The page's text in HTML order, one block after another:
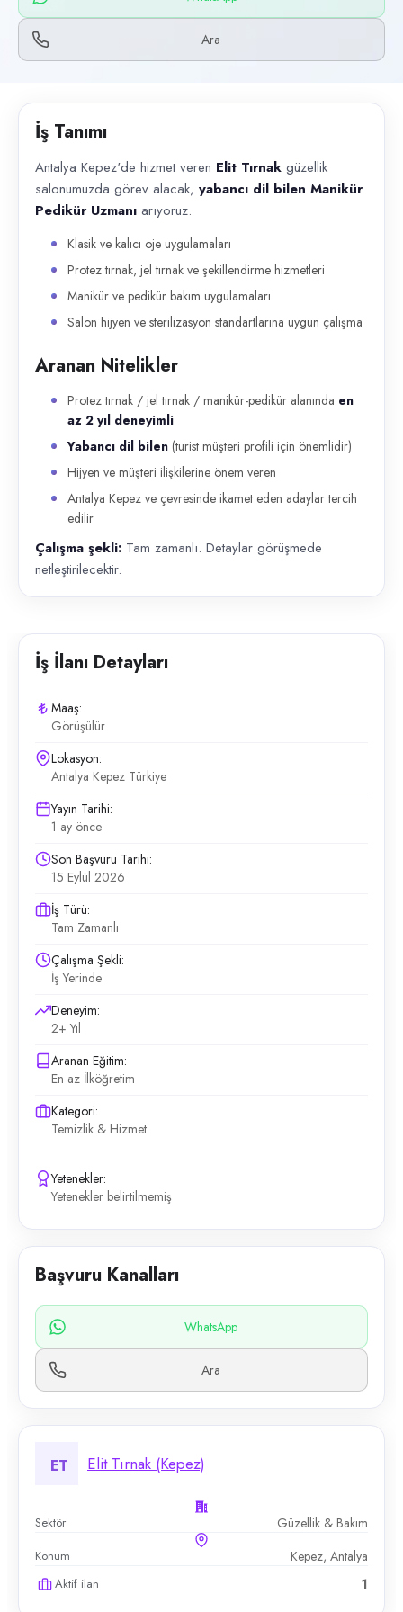
Başvuru kanalları
WhatsApp, Telefon
Antalya Kepez'de hizmet veren Elit Tırnak güzellik salonumuzda
Ara
İş Tanımı
Antalya Kepez'de hizmet veren Elit Tırnak güzellik
salonumuzda görev alacak, yabancı dil bilen Manikür
Pedikür Uzmanı arıyoruz.
Klasik ve kalıcı oje uygulamaları
Protez tırnak, jel tırnak ve şekillendirme hizmetleri
Manikür ve pedikür bakım uygulamaları
Salon hijyen ve sterilizasyon standartlarına uygun çalışma
Aranan Nitelikler
Protez tırnak / jel tırnak / manikür-pedikür alanında en
az 2 yıl deneyimli
Yabancı dil bilen (turist müşteri profili için önemlidir)
Hijyen ve müşteri ilişkilerine önem veren
Antalya Kepez ve çevresinde ikamet eden adaylar tercih
edilir
Çalışma şekli: Tam zamanlı. Detaylar görüşmede
netleştirilecektir.
İş İlanı Detayları
Maaş:
Görüşülür
Lokasyon:
Antalya Kepez Türkiye
Yayın Tarihi:
1 ay önce
Son Başvuru Tarihi:
15 Eylül 2026
İş Türü:
Tam Zamanlı
Çalışma Şekli:
İş Yerinde
Deneyim:
2+ Yıl
Aranan Eğitim:
En az İlköğretim
Kategori:
Temizlik & Hizmet
Yetenekler:
Yetenekler belirtilmemiş
Başvuru Kanalları
WhatsApp
Ara
ET Elit Tırnak (Kepez)
Sektör Güzellik & Bakım
Konum Kepez, Antalya
Aktif ilan 1